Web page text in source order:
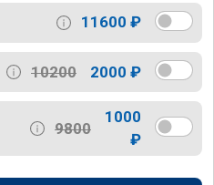
11600 ₽
10200 2000 ₽
9800
1000
₽